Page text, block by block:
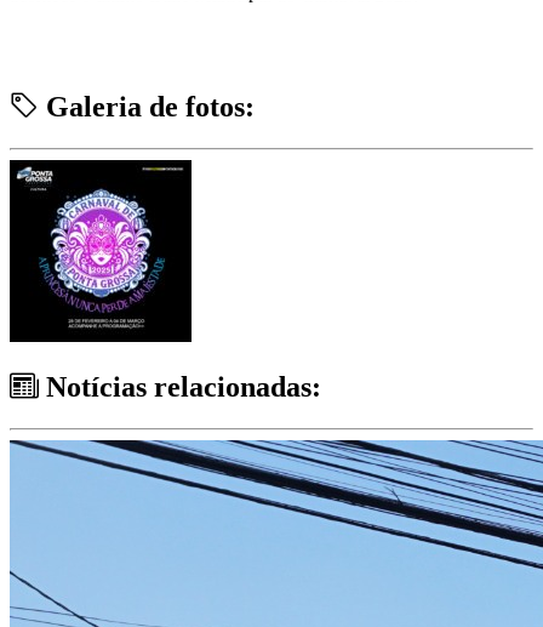
Galeria de fotos:
Notícias relacionadas: